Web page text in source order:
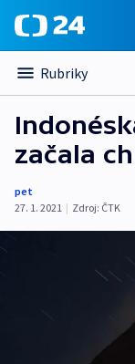
Rubriky
začala
pet
27. 1. 2021 | Zdroj: ČTK